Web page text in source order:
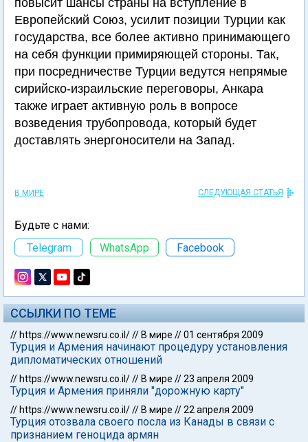
повысит шансы страны на вступление в
Европейский Союз, усилит позиции Турции как
государства, все более активно принимающего
на себя функции примиряющей стороны. Так,
при посредничестве Турции ведутся непрямые
сирийско-израильские переговоры, Анкара
также играет активную роль в вопросе
возведения трубопровода, который будет
доставлять энергоносители на Запад.
В МИРЕ СЛЕДУЮЩАЯ СТАТЬЯ
Будьте с нами:
Telegram
WhatsApp Facebook
ССЫЛКИ ПО ТЕМЕ
// https://www.newsru.co.il/// В мире //01 сентября 2009
Турция и Армения начинают процедуру установления
дипломатических отношений
// https://www.newsru.co.il/// В мире //23 апреля 2009
Турция и Армения приняли "дорожную карту"
// https://www.newsru.co.il/// В мире //22 апреля 2009
Турция отозвала своего посла из Канады в связи с
признанием геноцида армян